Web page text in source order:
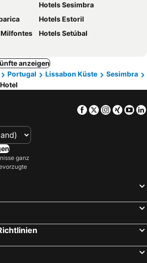
Hotels Sesimbra
Hotels Estoril
Milfontes
Hotels Setúbal
anzeigen
Portugal Lissabon Küste
Sesimbra
Facebook
TwitterXing
ganz